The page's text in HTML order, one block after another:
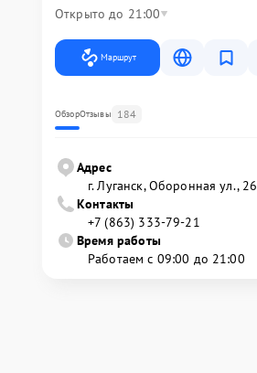
Открыто до 21:00
Маршрут
ОбзорОтзывы 184
Адрес
г. Луганск, Оборонная ул., 26
Контакты
+7 (863) 333-79-21
Время работы
Работаем с 09:00 до 21:00